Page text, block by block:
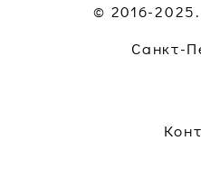
© 2016-
Санкт-